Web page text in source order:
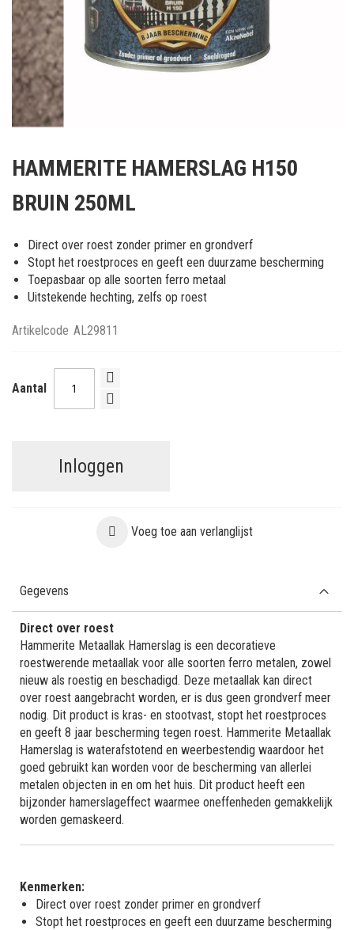
het
van
afbeeldingen-
gallerij
HAMMERITE HAMERSLAG H150
BRUIN 250ML
Direct over roest zonder primer en grondverf
Stopt het roestproces en geeft een duurzame bescherming
Toepasbaar op alle soorten ferro metaal
Uitstekende hechting, zelfs op roest
Artikelcode AL29811
Aantal
Inloggen
Voeg toe aan verlanglijst
Gegevens
Direct over roest
Hammerite Metaallak Hamerslag is een decoratieve
roestwerende metaallak voor alle soorten ferro metalen, zowel
nieuw als roestig en beschadigd. Deze metaallak kan direct
over roest aangebracht worden, er is dus geen grondverf meer
nodig. Dit product is kras- en stootvast, stopt het roestproces
en geeft 8 jaar bescherming tegen roest. Hammerite Metaallak
Hamerslag is waterafstotend en weerbestendig waardoor het
goed gebruikt kan worden voor de bescherming van allerlei
metalen objecten in en om het huis. Dit product heeft een
bijzonder hamerslageffect waarmee oneffenheden gemakkelijk
worden gemaskeerd.
Kenmerken:
Direct over roest zonder primer en grondverf
Stopt het roestproces en geeft een duurzame bescherming